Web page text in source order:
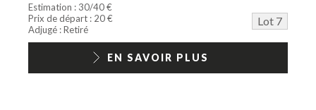
Estimation : 30/40 €
Prix de départ : 20 €
Lot 7
Adjugé : Retiré
EN SAVOIR PLUS